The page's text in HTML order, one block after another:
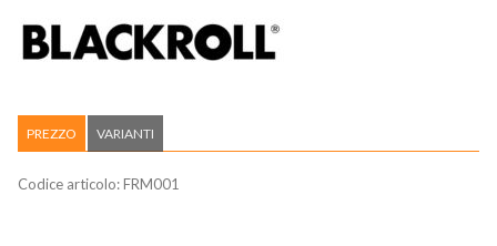
PREZZO VARIANTI
Codice articolo:FRM001